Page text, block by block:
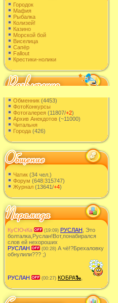
Городок
Мафия
Рыбалка
Колизей!
Казино
Морской бой
Виселица
Сапёр
Fallout
Крестики-нолики
Обменник (4453)
ФотоКонкурсы
Фотогалерея (11807/+2)
Архив Анекдотов (~11000)
Читальня
Города (426)
Чатик (34 чел.)
Форум (648|315747)
Журнал (13641/+4)
КуСЮчКа (19:09) РУСЛАН , Это
болталка,Руслан!Вот,понабирался
слов ей нехороших
РУСЛАН
(00:28) А чë!?Брехаловку
обнулили??? ;)
РУСЛАН (00:27) КОБРА🐍